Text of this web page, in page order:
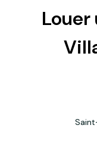
Louer